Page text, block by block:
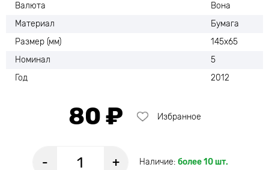
Валюта
Вона
Материал
Бумага
Размер (мм)
145х65
Номинал
5
Год
2012
80 ₽ Избранное
- + Наличие: более 10 шт.